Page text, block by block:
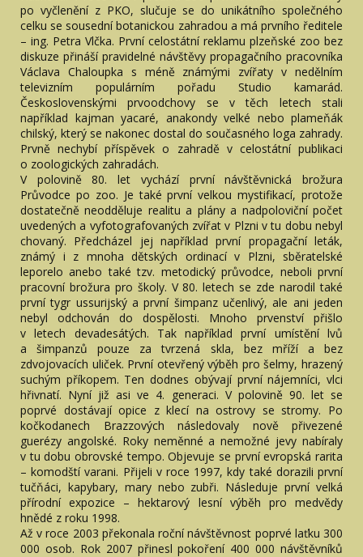
po vyčlenění z PKO, slučuje se do unikátního společného
celku se sousední botanickou zahradou a má prvního ředitele
– ing. Petra Vlčka. První celostátní reklamu plzeňské zoo bez
diskuze přináší pravidelné návštěvy propagačního pracovníka
Václava Chaloupka s méně známými zvířaty v nedělním
televizním populárním pořadu Studio kamarád.
Československými prvoodchovy se v těch letech stali
například kajman yacaré, anakondy velké nebo plameňák
chilský, který se nakonec dostal do současného loga zahrady.
Prvně nechybí příspěvek o zahradě v celostátní publikaci
o zoologických zahradách.
V polovině 80. let vychází první návštěvnická brožura
Průvodce po zoo. Je také první velkou mystifikací, protože
dostatečně neodděluje realitu a plány a nadpoloviční počet
uvedených a vyfotografovaných zvířat v Plzni v tu dobu nebyl
chovaný. Předcházel jej například první propagační leták,
známý i z mnoha dětských ordinací v Plzni, sběratelské
leporelo anebo také tzv. metodický průvodce, neboli první
pracovní brožura pro školy. V 80. letech se zde narodil také
první tygr ussurijský a první šimpanz učenlivý, ale ani jeden
nebyl odchován do dospělosti. Mnoho prvenství přišlo
v letech devadesátých. Tak například první umístění lvů
a šimpanzů pouze za tvrzená skla, bez mříží a bez
zdvojovacích uliček. První otevřený výběh pro šelmy, hrazený
suchým příkopem. Ten dodnes obývají první nájemníci, vlci
hřivnatí. Nyní již asi ve 4. generaci. V polovině 90. let se
poprvé dostávají opice z klecí na ostrovy se stromy. Po
kočkodanech Brazzových následovaly nově přivezené
guerézy angolské. Roky neměnné a nemožné jevy nabíraly
v tu dobu obrovské tempo. Objevuje se první evropská rarita
– komodští varani. Přijeli v roce 1997, kdy také dorazili první
tučňáci, kapybary, mary nebo zubři. Následuje první velká
přírodní expozice – hektarový lesní výběh pro medvědy
hnědé z roku 1998.
Až v roce 2003 překonala roční návštěvnost poprvé laťku 300
000 osob. Rok 2007 přinesl pokoření 400 000 návštěvníků